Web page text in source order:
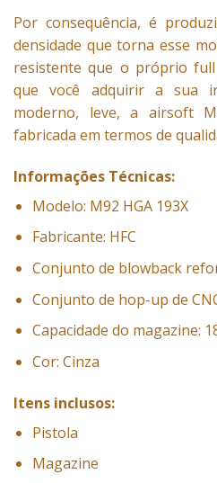
Por consequência, é
densidade que torna esse
resistente que o próprio
que você adquirir a sua
moderno, leve, a airsoft
fabricada em termos de
Informações Técnicas:
Modelo: M92 HGA 193X
Fabricante: HFC
Conjunto de blowback
Conjunto de hop-up de
Capacidade do magazine:
Cor: Cinza
Itens inclusos:
Pistola
Magazine